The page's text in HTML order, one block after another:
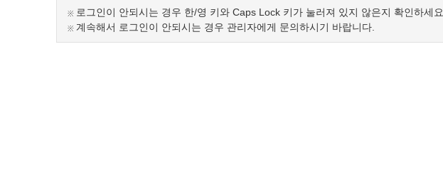
로그인이 안되시는 경우 한/영 키와 Caps Lock 키가 눌러져 있지 않은지 확인하세요.
계속해서 로그인이 안되시는 경우 관리자에게 문의하시기 바랍니다.